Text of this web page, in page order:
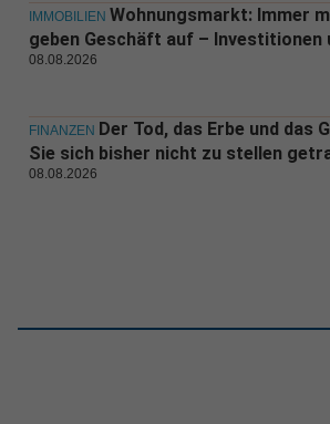
IMMOBILIEN Wohnungsmarkt: Immer
geben Geschäft auf – Investitionen
08.08.2026
FINANZEN Der Tod, das Erbe und das
Sie sich bisher nicht zu stellen
08.08.2026